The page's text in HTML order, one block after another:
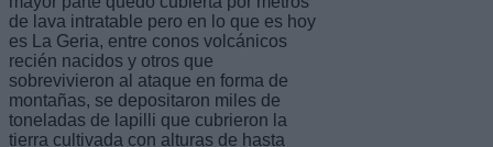
de lava intratable pero en lo que es hoy
es La Geria, entre conos volcánicos
recién nacidos y otros que
sobrevivieron al ataque en forma de
montañas, se depositaron miles de
toneladas de lapilli que cubrieron la
tierra cultivada con alturas de hasta